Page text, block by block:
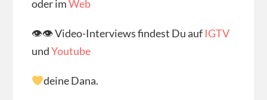
oder imWeb
👁👁 Video-Interviews findest Du auf IGTV
undYoutube
deine Dana.